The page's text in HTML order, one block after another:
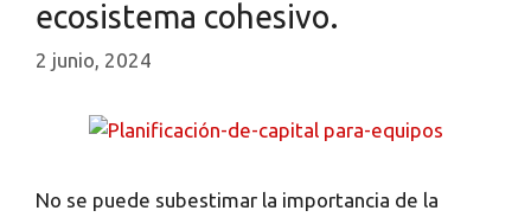
ecosistema cohesivo.
2 junio, 2024
No se puede subestimar la importancia de la